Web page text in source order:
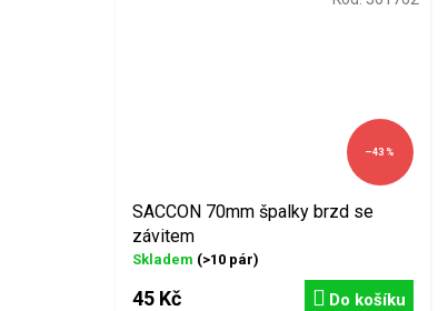
–43 %
SACCON 70mm špalky brzd se
závitem
Skladem (>10 pár)
45 Kč Do košíku